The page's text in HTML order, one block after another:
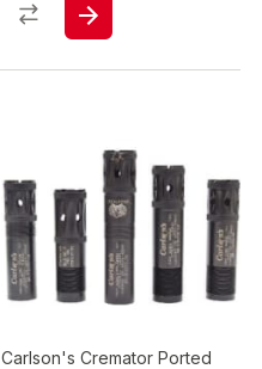
Carlson's Cremator Ported